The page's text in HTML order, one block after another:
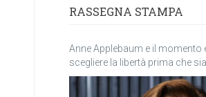
RASSEGNA STAMPA
Anne Applebaum e il momento
scegliere la libertà prima che